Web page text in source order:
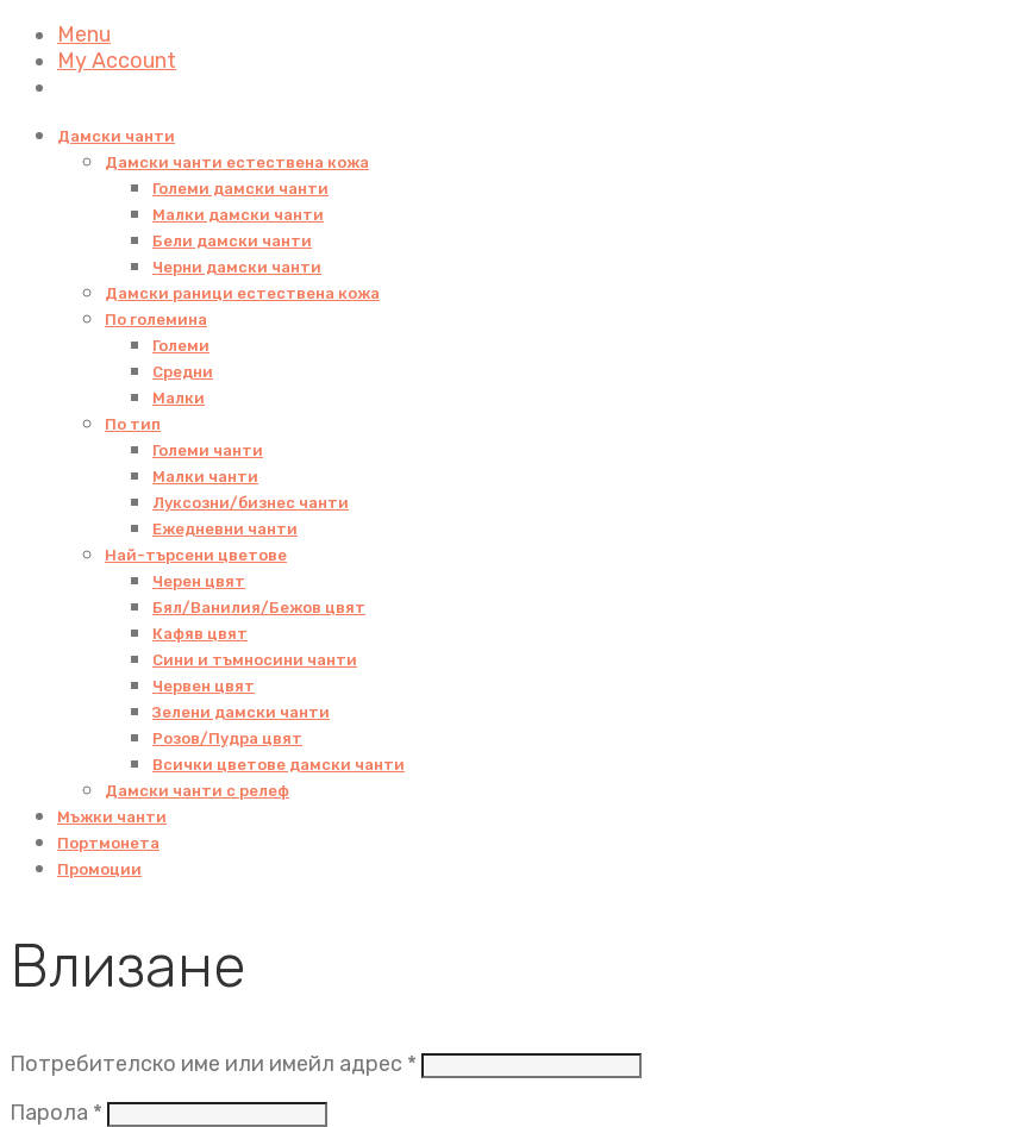
Menu
My Account
Дамски чанти
Дамски чанти естествена кожа
Големи дамски чанти
Малки дамски чанти
Бели дамски чанти
Черни дамски чанти
Дамски раници естествена кожа
По големина
Големи
Средни
Малки
По тип
Големи чанти
Малки чанти
Луксозни/бизнес чанти
Ежедневни чанти
Най-търсени цветове
Черен цвят
Бял/Ванилия/Бежов цвят
Кафяв цвят
Сини и тъмносини чанти
Червен цвят
Зелени дамски чанти
Розов/Пудра цвят
Всички цветове дамски чанти
Дамски чанти с релеф
Мъжки чанти
Портмонета
Промоции
Влизане
Потребителско име или имейл адрес * Задължително
Парола * Задължително